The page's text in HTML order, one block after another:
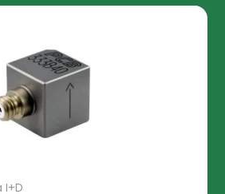
I+D